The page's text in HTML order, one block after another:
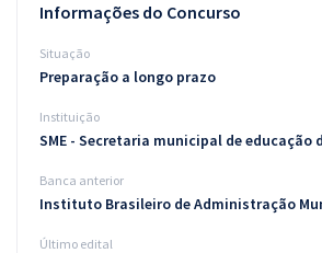
Questões grátis
Blog
Aprovados
Atendimento
Informações do Concurso
Situação
Preparação a longo prazo
Instituição
SME - Secretaria municipal de educação
Banca anterior
Instituto Brasileiro de Administração
Último edital